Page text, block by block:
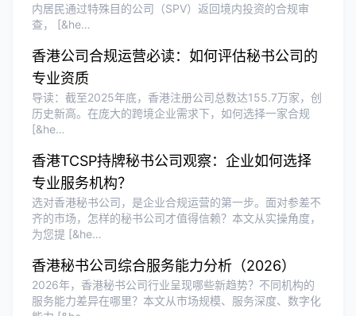
内居民通过特殊目的公司（SPV）返回境内投资的合规审
查， [&he…
香港公司合规运营必读：如何评估秘书公司的
专业资质
导读：截至2025年底，香港注册公司总数达155.7万家，创
历史新高。在庞大的跨境企业需求下，如何选择一家合规
[&he…
香港TCSP持牌秘书公司观察：企业如何选择
专业服务机构？
选对香港秘书公司，是企业合规运营的第一步。面对参差不
齐的市场，怎样的秘书公司才值得信赖？本文从实操角度，
为您提 [&he…
香港秘书公司综合服务能力分析（2026）
2026年，香港秘书公司行业呈现哪些新趋势？不同机构的
服务能力差异在哪里？本文从市场规模、服务深度、数字化